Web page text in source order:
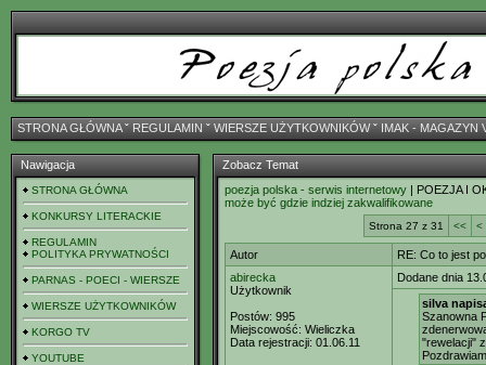
STRONA GŁÓWNAˇ REGULAMIN ˇ WIERSZE UŻYTKOWNIKÓWˇ IMAK - MAGAZYN
Nawigacja
STRONA GŁÓWNA
KONKURSY LITERACKIE
REGULAMIN
POLITYKA PRYWATNOŚCI
PARNAS - POECI - WIERSZE
WIERSZE UŻYTKOWNIKÓW
KORGO TV
YOUTUBE
Zobacz Temat
poezja polska - serwis internetowy | POEZJA I
może być gdzie indziej zakwalifikowane
Strona 27 z 31 << <
Autor
RE: Co to jest
abirecka
Użytkownik
Postów: 995
Miejscowość: Wieliczka
Data rejestracji: 01.06.11
Dodane dnia
silva
Szanowna
"rewelacji"